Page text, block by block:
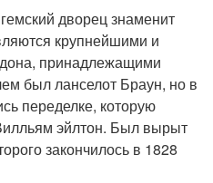
дворец знаменит
крупнейшими и
принадлежащими
был ланселот Браун, но в
переделке, которую
эйлтон. Был вырыт
закончилось в 1828